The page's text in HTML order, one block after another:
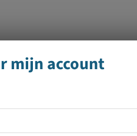
mijn account